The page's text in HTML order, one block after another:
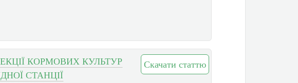
Скачати статтю
КОРМОВИХ КУЛЬТУР
СТАНЦІЇ